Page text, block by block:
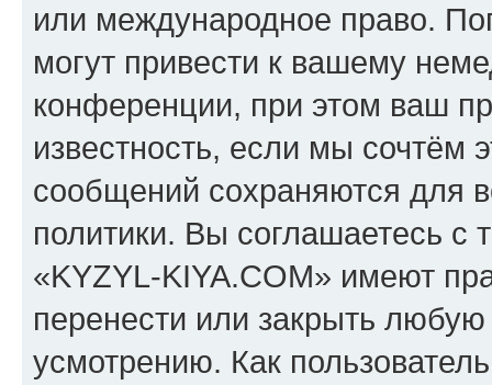
или международное право.
могут привести к вашему
конференции, при этом ваш
известность, если мы сочтём
сообщений сохраняются для
политики. Вы соглашаетесь
«KYZYL-KIYA.COM» имеют
перенести или закрыть
усмотрению. Как